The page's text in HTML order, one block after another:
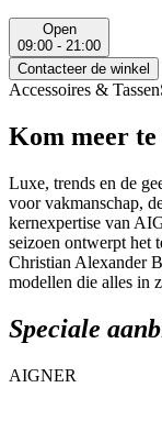
Open
09:00 - 21:00
Contacteer de winkel
Accessoires & Tassen
Kom meer
Luxe, trends en de
voor vakmanschap,
kernexpertise van
seizoen ontwerpt het
Christian Alexander
modellen die alles in
Speciale
AIGNER